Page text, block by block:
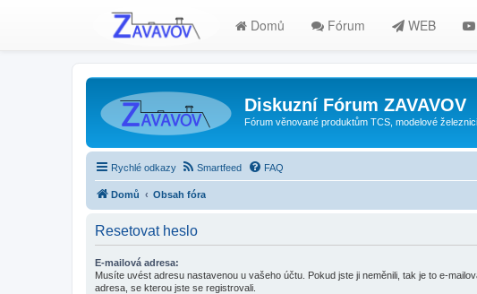
Domů Fórum WEB
Diskuzní Fórum ZAVAVOV
Fórum věnované produktům TCS, modelové
Rychlé odkazy Smartfeed FAQ
Domů Obsah fóra
Resetovat heslo
E-mailová adresa:
Musíte uvést adresu nastavenou u vašeho účtu. Pokud jste ji neměnili, tak je to e-
adresa, se kterou jste se registrovali.